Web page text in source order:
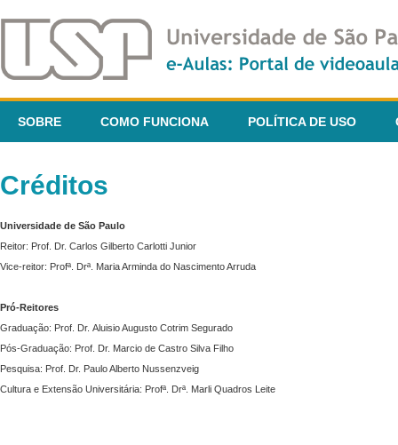
SOBRE COMO FUNCIONA POLÍTICA DE USO
Créditos
Universidade de São Paulo
Reitor: Prof. Dr. Carlos Gilberto Carlotti Junior
Vice-reitor: Profª. Drª. Maria Arminda do Nascimento Arruda
Pró-Reitores
Graduação: Prof. Dr. Aluisio Augusto Cotrim Segurado
Pós-Graduação: Prof. Dr. Marcio de Castro Silva Filho
Pesquisa: Prof. Dr. Paulo Alberto Nussenzveig
Cultura e Extensão Universitária: Profª. Drª. Marli Quadros Leite